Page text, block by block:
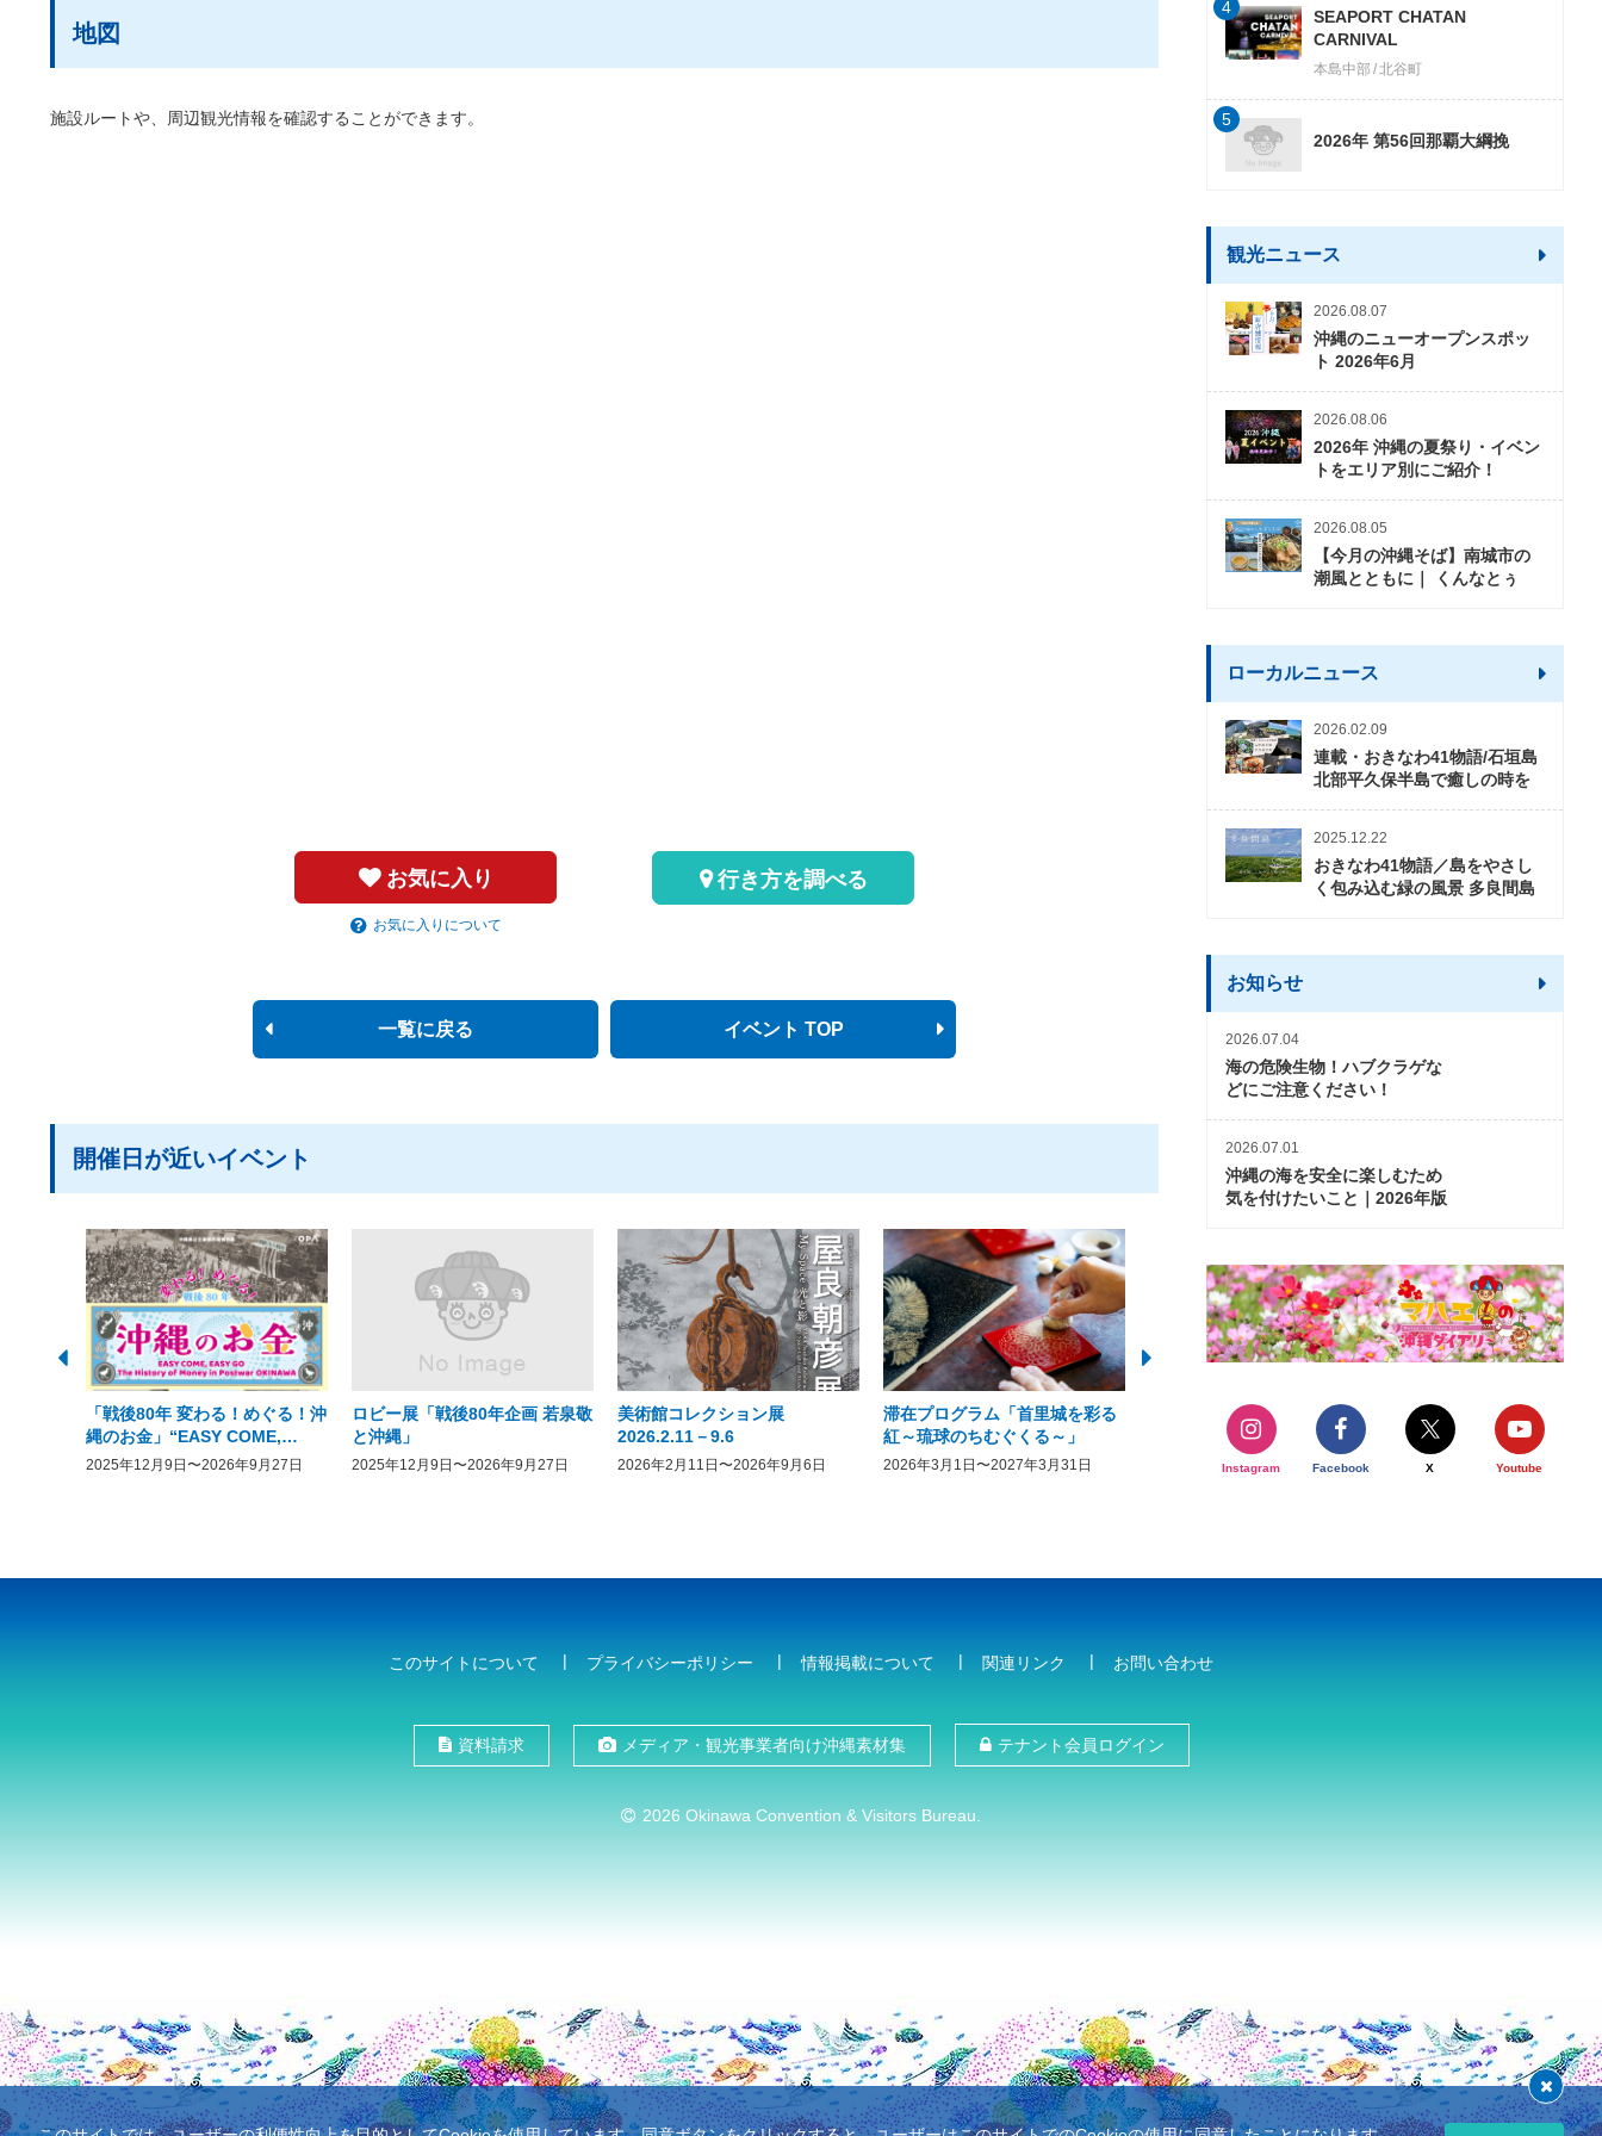
地図
施設ルートや、周辺観光情報を確認することができます。
お気に入り
お気に入りについて
行き方を調べる
一覧に戻る イベント TOP
開催日が近いイベント
「戦後80年 変わる！めぐる！沖
縄のお金」“EASY COME,
EASY GO － The History of
2025年12月9日〜2026年9月27日
ロビー展「戦後80年企画 若泉敬
と沖縄」
2025年12月9日〜2026年9月27日
美術館コレクション展
2026.2.11－9.6
2026年2月11日〜2026年9月6日
滞在プログラム「首里城を彩る
紅～琉球のちむぐくる～」
2026年3月1日〜2027年3月31日
2026年度 かりゆしビーチ営業
期間および営業時間のお知らせ
2026年3月5日〜2026年10月31日
【期間限定】オーシャ
開催について
2026年3月20日〜2026年11
SEAPORT CHATAN
CARNIVAL
本島中部 北谷町
4
2026年 第56回那覇大綱挽
5
観光ニュース
2026.08.07
沖縄のニューオープンスポッ
ト 2026年6月
2026.08.06
2026年 沖縄の夏祭り・イベン
トをエリア別にご紹介！
2026.08.05
【今月の沖縄そば】南城市の
潮風とともに｜ くんなとぅ
ローカルニュース
2026.02.09
連載・おきなわ41物語/石垣島
北部平久保半島で癒しの時を
2025.12.22
おきなわ41物語／島をやさし
く包み込む緑の風景 多良間島
お知らせ
2026.07.04
海の危険生物！ハブクラゲな
どにご注意ください！
2026.07.01
沖縄の海を安全に楽しむため
気を付けたいこと｜2026年版
Instagram Facebook X Youtube
このサイトについて プライバシーポリシー 情報掲載について 関連リンク お問い合わせ
資料請求 メディア・観光事業者向け沖縄素材集 テナント会員ログイン
2026 Okinawa Convention & Visitors Bureau.